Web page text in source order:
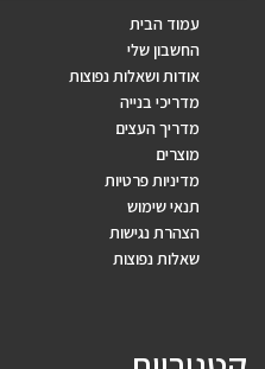
עמוד הבית
החשבון שלי
אודות ושאלות נפוצות
מדריכי בנייה
מדריך העצים
מוצרים
מדיניות פרטיות
תנאי שימוש
הצהרת נגישות
שאלות נפוצות